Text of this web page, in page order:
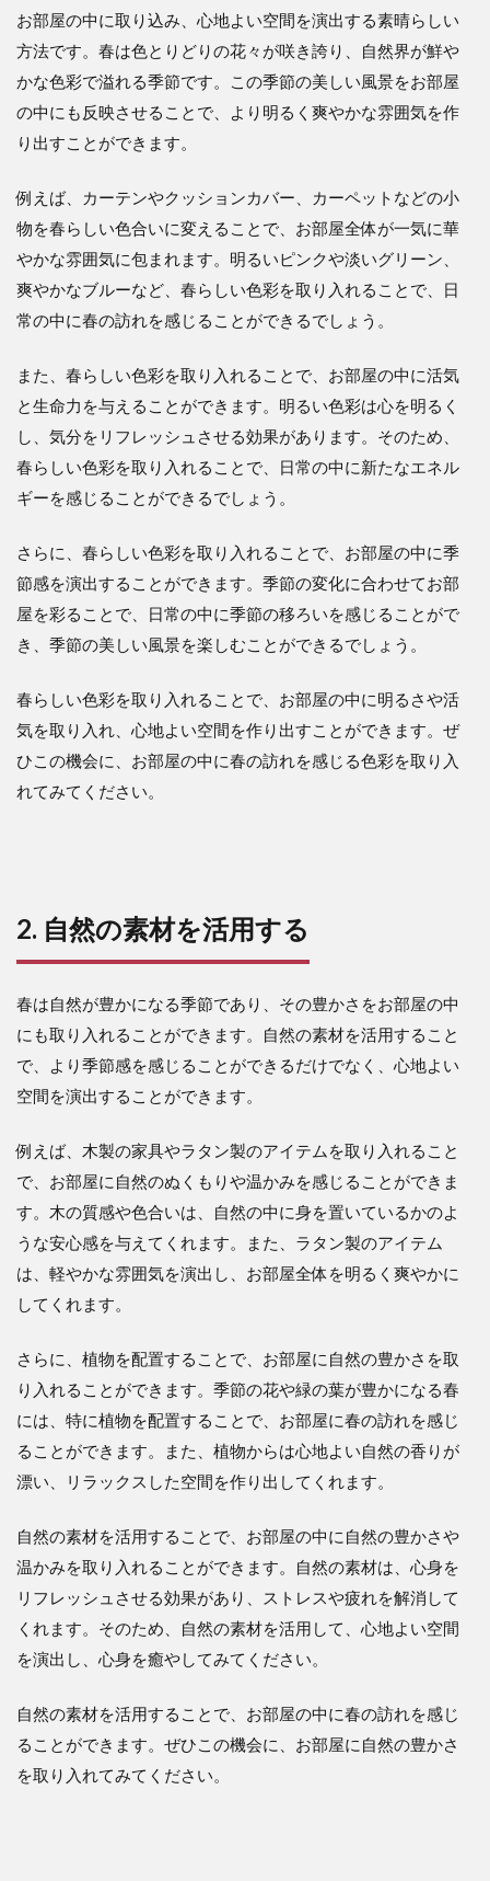
お部屋の中に取り込み、心地よい空間を演出する素晴らしい
方法です。春は色とりどりの花々が咲き誇り、自然界が鮮や
かな色彩で溢れる季節です。この季節の美しい風景をお部屋
の中にも反映させることで、より明るく爽やかな雰囲気を作
り出すことができます。
例えば、カーテンやクッションカバー、カーペットなどの小
物を春らしい色合いに変えることで、お部屋全体が一気に華
やかな雰囲気に包まれます。明るいピンクや淡いグリーン、
爽やかなブルーなど、春らしい色彩を取り入れることで、日
常の中に春の訪れを感じることができるでしょう。
また、春らしい色彩を取り入れることで、お部屋の中に活気
と生命力を与えることができます。明るい色彩は心を明るく
し、気分をリフレッシュさせる効果があります。そのため、
春らしい色彩を取り入れることで、日常の中に新たなエネル
ギーを感じることができるでしょう。
さらに、春らしい色彩を取り入れることで、お部屋の中に季
節感を演出することができます。季節の変化に合わせてお部
屋を彩ることで、日常の中に季節の移ろいを感じることがで
き、季節の美しい風景を楽しむことができるでしょう。
春らしい色彩を取り入れることで、お部屋の中に明るさや活
気を取り入れ、心地よい空間を作り出すことができます。ぜ
ひこの機会に、お部屋の中に春の訪れを感じる色彩を取り入
れてみてください。
2. 自然の素材を活用する
春は自然が豊かになる季節であり、その豊かさをお部屋の中
にも取り入れることができます。自然の素材を活用すること
で、より季節感を感じることができるだけでなく、心地よい
空間を演出することができます。
例えば、木製の家具やラタン製のアイテムを取り入れること
で、お部屋に自然のぬくもりや温かみを感じることができま
す。木の質感や色合いは、自然の中に身を置いているかのよ
うな安心感を与えてくれます。また、ラタン製のアイテム
は、軽やかな雰囲気を演出し、お部屋全体を明るく爽やかに
してくれます。
さらに、植物を配置することで、お部屋に自然の豊かさを取
り入れることができます。季節の花や緑の葉が豊かになる春
には、特に植物を配置することで、お部屋に春の訪れを感じ
ることができます。また、植物からは心地よい自然の香りが
漂い、リラックスした空間を作り出してくれます。
自然の素材を活用することで、お部屋の中に自然の豊かさや
温かみを取り入れることができます。自然の素材は、心身を
リフレッシュさせる効果があり、ストレスや疲れを解消して
くれます。そのため、自然の素材を活用して、心地よい空間
を演出し、心身を癒やしてみてください。
自然の素材を活用することで、お部屋の中に春の訪れを感じ
ることができます。ぜひこの機会に、お部屋に自然の豊かさ
を取り入れてみてください。